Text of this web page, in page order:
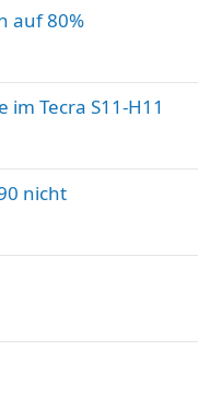
auf 80%
Tecra S11-H11
nicht